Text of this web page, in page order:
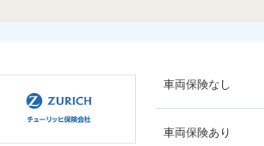
車両保険なし
車両保険あり